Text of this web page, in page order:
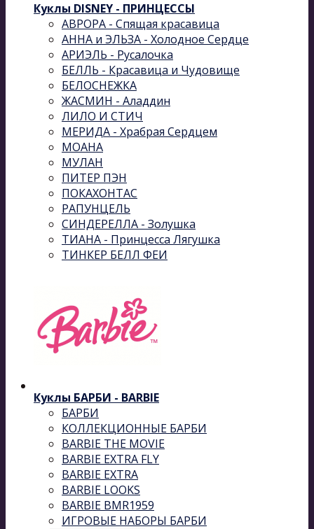
Куклы DISNEY - ПРИНЦЕССЫ
АВРОРА - Спящая красавица
АННА и ЭЛЬЗА - Холодное Сердце
АРИЭЛЬ - Русалочка
БЕЛЛЬ - Красавица и Чудовище
БЕЛОСНЕЖКА
ЖАСМИН - Аладдин
ЛИЛО И СТИЧ
МЕРИДА - Храбрая Сердцем
МОАНА
МУЛАН
ПИТЕР ПЭН
ПОКАХОНТАС
РАПУНЦЕЛЬ
СИНДЕРЕЛЛА - Золушка
ТИАНА - Принцесса Лягушка
ТИНКЕР БЕЛЛ ФЕИ
Куклы БАРБИ - BARBIE
БАРБИ
КОЛЛЕКЦИОННЫЕ БАРБИ
BARBIE THE MOVIE
BARBIE EXTRA FLY
BARBIE EXTRA
BARBIE LOOKS
BARBIE BMR1959
ИГРОВЫЕ НАБОРЫ БАРБИ